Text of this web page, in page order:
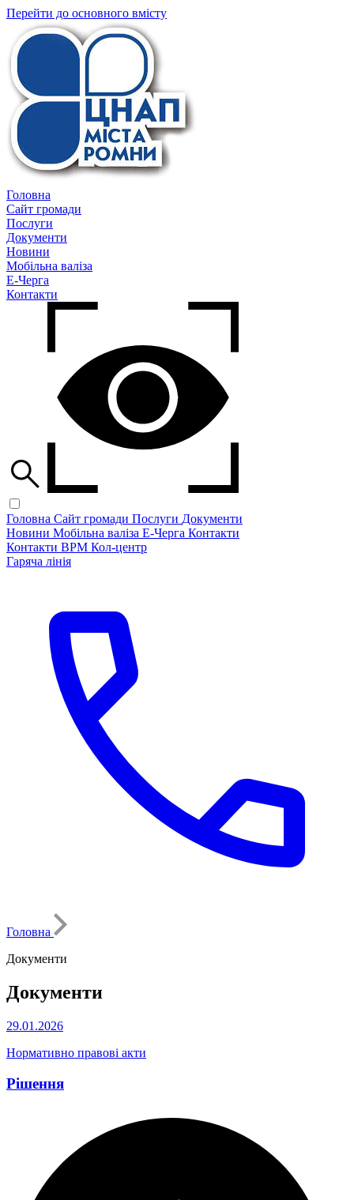
Перейти до основного вмісту
Головна
Сайт громади
Послуги
Документи
Новини
Мобільна валіза
Е-Черга
Контакти
Головна Сайт громади Послуги Документи
Новини Мобільна валіза Е-Черга Контакти
Контакти ВРМ Кол-центр
Гаряча лінія
Головна
Документи
Документи
29.01.2026
Нормативно правові акти
Рішення